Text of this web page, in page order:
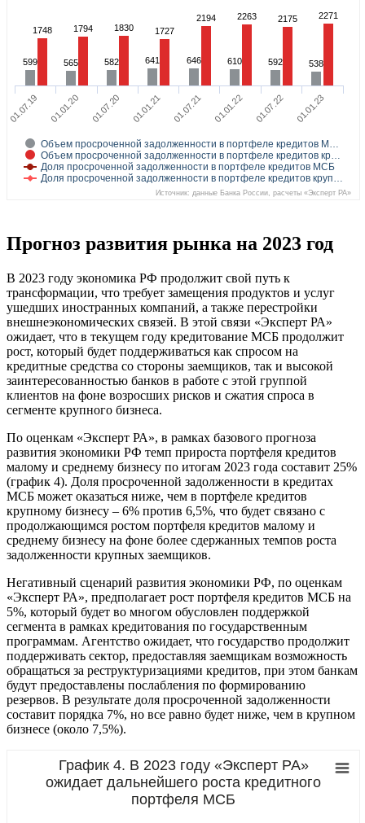
599 565 582 641 646 610 592 538
1748 1794 1830 1727
2194 2263 2175 2271
Объем просроченной задолженности в портфеле кредитов М…
Объем просроченной задолженности в портфеле кредитов кр…
Доля просроченной задолженности в портфеле кредитов МСБ
Доля просроченной задолженности в портфеле кредитов круп…
01.07.19 01.01.20 01.07.20 01.01.21 01.07.21 01.01.22 01.07.22 01.01.23
Источник: данные Банка России, расчеты «Эксперт РА»
Прогноз развития рынка на 2023 год
В 2023 году экономика РФ продолжит свой путь к
трансформации, что требует замещения продуктов и услуг
ушедших иностранных компаний, а также перестройки
внешнеэкономических связей. В этой связи «Эксперт РА»
ожидает, что в текущем году кредитование МСБ продолжит
рост, который будет поддерживаться как спросом на
кредитные средства со стороны заемщиков, так и высокой
заинтересованностью банков в работе с этой группой
клиентов на фоне возросших рисков и сжатия спроса в
сегменте крупного бизнеса.
По оценкам «Эксперт РА», в рамках базового прогноза
развития экономики РФ темп прироста портфеля кредитов
малому и среднему бизнесу по итогам 2023 года составит 25%
(график 4). Доля просроченной задолженности в кредитах
МСБ может оказаться ниже, чем в портфеле кредитов
крупному бизнесу – 6% против 6,5%, что будет связано с
продолжающимся ростом портфеля кредитов малому и
среднему бизнесу на фоне более сдержанных темпов роста
задолженности крупных заемщиков.
Негативный сценарий развития экономики РФ, по оценкам
«Эксперт РА», предполагает рост портфеля кредитов МСБ на
5%, который будет во многом обусловлен поддержкой
сегмента в рамках кредитования по государственным
программам. Агентство ожидает, что государство продолжит
поддерживать сектор, предоставляя заемщикам возможность
обращаться за реструктуризациями кредитов, при этом банкам
будут предоставлены послабления по формированию
резервов. В результате доля просроченной задолженности
составит порядка 7%, но все равно будет ниже, чем в крупном
бизнесе (около 7,5%).
График 4. В 2023 году «Эксперт РА»
ожидает дальнейшего роста кредитного
портфеля МСБ